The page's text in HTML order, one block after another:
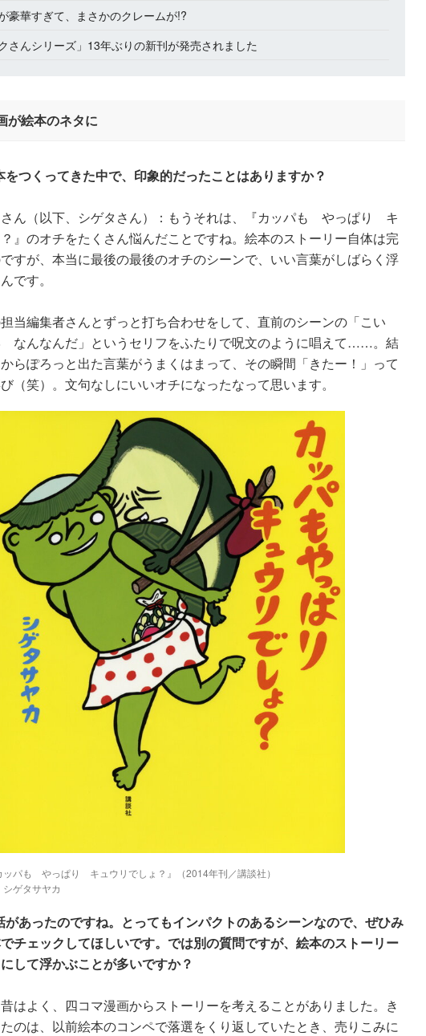
豪華すぎて、まさかのクレームが!?
さんシリーズ」13年ぶりの新刊が発売されました
が絵本のネタに
つくってきた中で、印象的だったことはありますか？
さん（以下、シゲタさん）：もうそれは、『カッパも やっぱり キ
』のオチをたくさん悩んだことですね。絵本のストーリー自体は完
すが、本当に最後の最後のオチのシーンで、いい言葉がしばらく浮
です。
当編集者さんとずっと打ち合わせをして、直前のシーンの「こい
んなんだ」というセリフをふたりで呪文のように唱えて……。結
らぽろっと出た言葉がうまくはまって、その瞬間「きたー！」って
（笑）。文句なしにいいオチになったなって思います。
ッパも やっぱり キュウリでしょ？』（2014年刊／講談社）
シゲタサヤカ
あったのですね。とってもインパクトのあるシーンなので、ぜひみ
チェックしてほしいです。では別の質問ですが、絵本のストーリー
して浮かぶことが多いですか？
はよく、四コマ漫画からストーリーを考えることがありました。き
のは、以前絵本のコンペで落選をくり返していたとき、売りこみに